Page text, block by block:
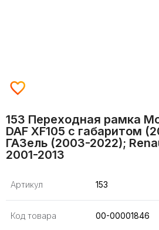
153 Переходная рамка
DAF XF105 с габаритом
ГАЗель (2003-2022);
2001-2013
Артикул 153
Код товара 00-00001846